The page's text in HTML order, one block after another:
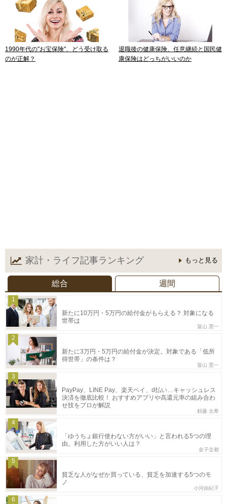
1990年代の"お宝保険"、どう受け取る
のが正解？
退職後の健康保険、任意継続と国民健
康保険はどっちがいいのか
家計・ライフ記事ランキング もっと見る
総合 週間
1
新たに10万円・5万円の給付金がもらえる？ 対象になる
世帯は
畠山 憲一
2
新たに3万円・5万円の給付金が決定。対象である「低所
得世帯」の条件は？
畠山 憲一
3
PayPay、LINE Pay、楽天ペイ、d払い…キャッシュレス
決済を徹底比較！ おすすめアプリや高還元率の組み合わ
せ技をプロが解説
頼藤 太希
4
「ゆうちょ銀行使わない方がいい」と言われる5つの理
由。利用した方がいい人は？
金子圭都
5
貧乏な人がなぜか買っている、貧乏を加速する5つのモ
ノ
小河由紀子
6